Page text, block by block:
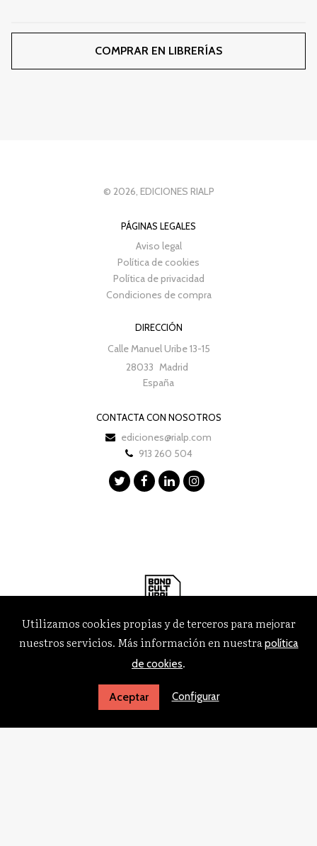
COMPRAR EN LIBRERÍAS
© 2026, EDICIONES RIALP
PÁGINAS LEGALES
Aviso legal
Política de cookies
Política de privacidad
Condiciones de compra
DIRECCIÓN
Calle Manuel Uribe 13-15
28033 Madrid
España
CONTACTA CON NOSOTROS
ediciones@rialp.com
913 260 504
Utilizamos cookies propias y de terceros para mejorar
nuestros servicios. Más información en nuestrapolítica
de cookies.
Aceptar Configurar